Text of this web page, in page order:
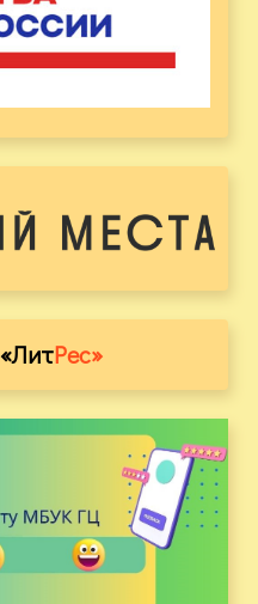
«ЛитРес»